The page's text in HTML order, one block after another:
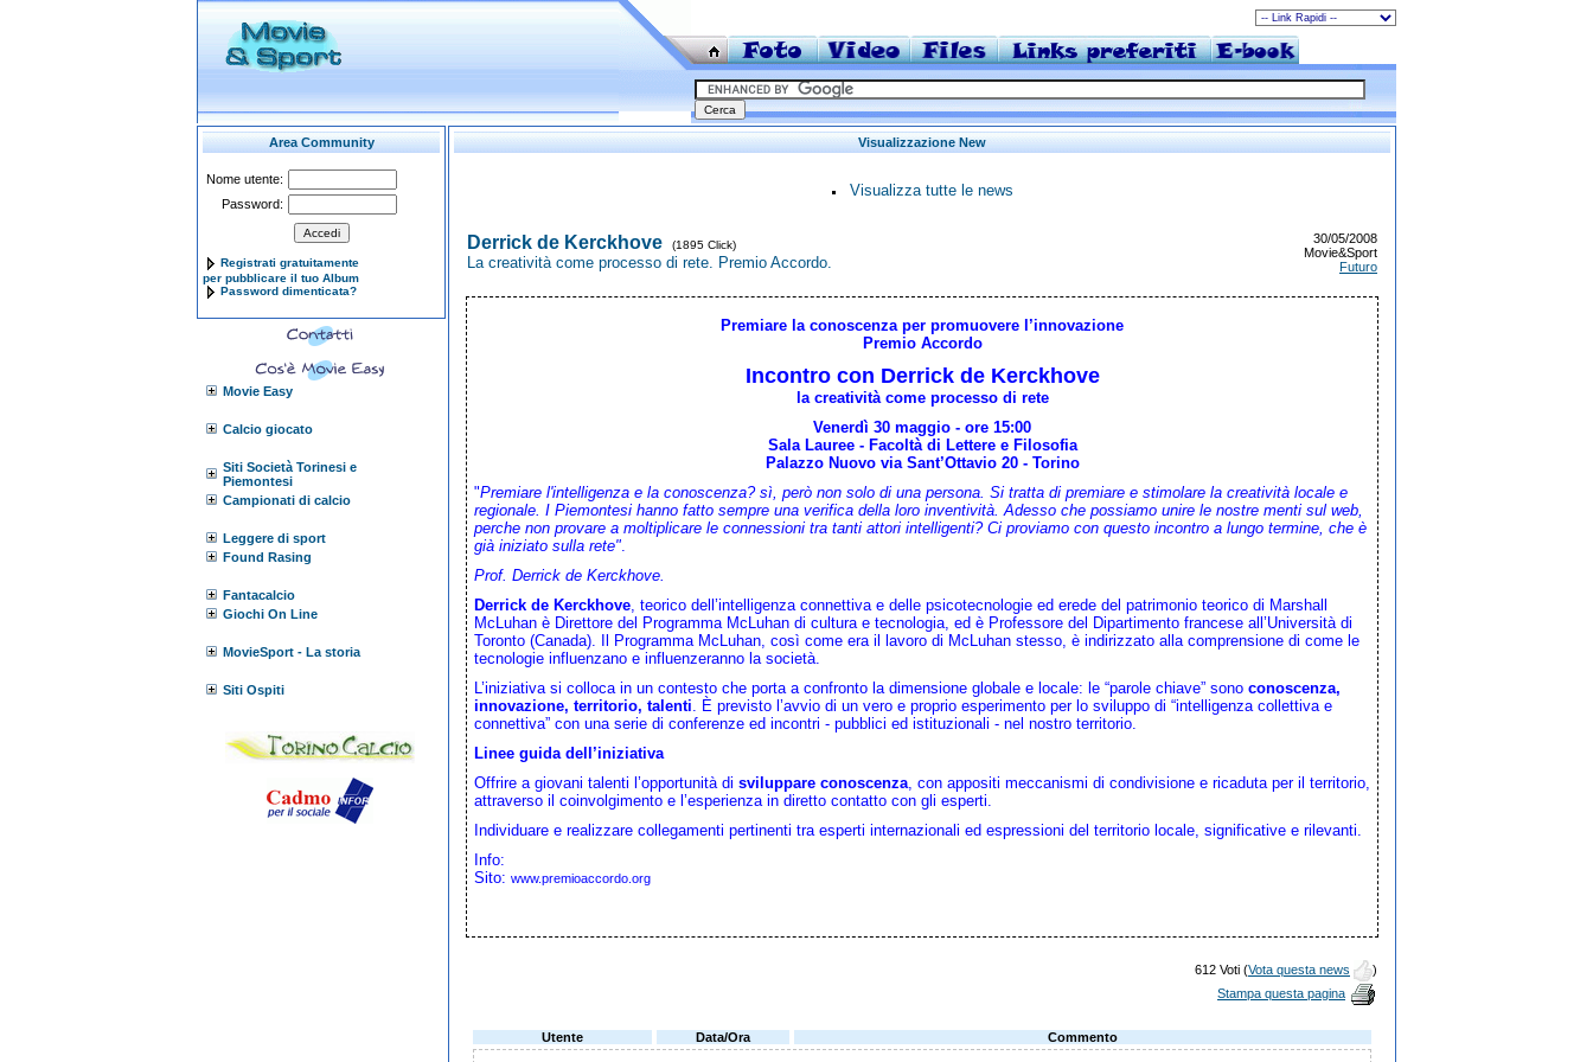
Area Community
Nome utente:
Password:
Registrati gratuitamente
per pubblicare il tuo Album
Password dimenticata?
Movie Easy
Calcio giocato
Siti Società Torinesi e
Piemontesi
Campionati di calcio
Leggere di sport
Found Rasing
Fantacalcio
Giochi On Line
MovieSport - La storia
Siti Ospiti
Visualizzazione New
Visualizza tutte le news
Derrick de Kerckhove (1895 Click)
La creatività come processo di rete. Premio Accordo.
30/05/2008
Movie&Sport
Futuro
Premiare la conoscenza per promuovere l’innovazione
Premio Accordo
Incontro con Derrick de Kerckhove
la creatività come processo di rete
Venerdì 30 maggio - ore 15:00
Sala Lauree - Facoltà di Lettere e Filosofia
Palazzo Nuovo via Sant’Ottavio 20 - Torino
"Premiare l'intelligenza e la conoscenza? sì, però non solo di una persona. Si tratta di premiare e stimolare la creatività locale e
regionale. I Piemontesi hanno fatto sempre una verifica della loro inventività. Adesso che possiamo unire le nostre menti sul web,
perche non provare a moltiplicare le connessioni tra tanti attori intelligenti? Ci proviamo con questo incontro a lungo termine, che è
già iniziato sulla rete".
Prof. Derrick de Kerckhove.
Derrick de Kerckhove, teorico dell’intelligenza connettiva e delle psicotecnologie ed erede del patrimonio teorico di Marshall
McLuhan è Direttore del Programma McLuhan di cultura e tecnologia, ed è Professore del Dipartimento francese all’Università di
Toronto (Canada). Il Programma McLuhan, così come era il lavoro di McLuhan stesso, è indirizzato alla comprensione di come le
tecnologie influenzano e influenzeranno la società.
L’iniziativa si colloca in un contesto che porta a confronto la dimensione globale e locale: le “parole chiave” sono conoscenza,
innovazione, territorio, talenti. È previsto l’avvio di un vero e proprio esperimento per lo sviluppo di “intelligenza collettiva e
connettiva” con una serie di conferenze ed incontri - pubblici ed istituzionali - nel nostro territorio.
Linee guida dell’iniziativa
Offrire a giovani talenti l’opportunità di sviluppare conoscenza, con appositi meccanismi di condivisione e ricaduta per il territorio,
attraverso il coinvolgimento e l’esperienza in diretto contatto con gli esperti.
Individuare e realizzare collegamenti pertinenti tra esperti internazionali ed espressioni del territorio locale, significative e rilevanti.
Info:
Sito: www.premioaccordo.org
612 Voti (Vota questa news
)
Stampa questa pagina
Utente Data/Ora Commento